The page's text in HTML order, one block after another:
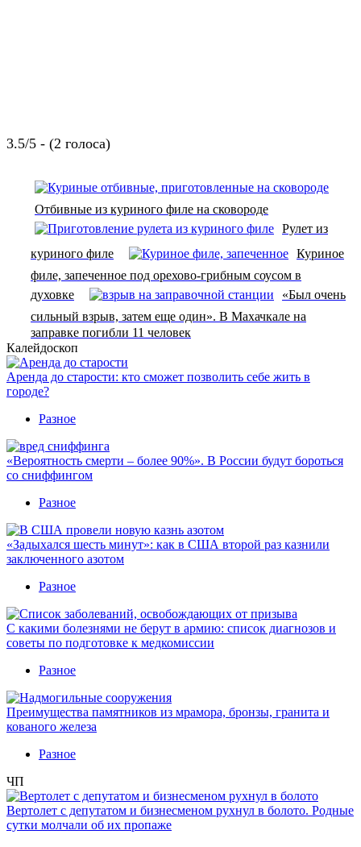
3.5/5 - (2 голоса)
Отбивные из куриного филе на сковороде
Рулет из
куриного филе
Куриное
филе, запеченное под орехово-грибным соусом в
духовке
«Был очень
сильный взрыв, затем еще один». В Махачкале на
заправке погибли 11 человек
Калейдоскоп
Аренда до старости: кто сможет позволить себе жить в
городе?
Разное
«Вероятность смерти – более 90%». В России будут бороться
со сниффингом
Разное
«Задыхался шесть минут»: как в США второй раз казнили
заключенного азотом
Разное
С какими болезнями не берут в армию: список диагнозов и
советы по подготовке к медкомиссии
Разное
Преимущества памятников из мрамора, бронзы, гранита и
кованого железа
Разное
ЧП
Вертолет с депутатом и бизнесменом рухнул в болото. Родные
сутки молчали об их пропаже